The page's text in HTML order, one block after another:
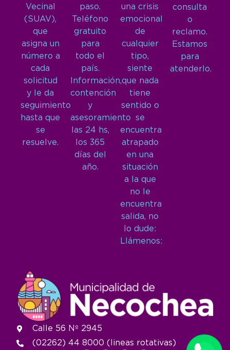
Vecinal
(SUAV),
que
asigna un
número a
cada
solicitud
y le da
seguimiento
hasta que
se
resuelve.
paso.
Teléfono
gratuito
para
todo el
país.
Información,
contención
y
asesoramiento
las 24 hs,
los 365
días del
año.
una crisis
emocional
de
cualquier
tipo,
siente
que nada
tiene
sentido o
se
encuentra
atrapado
en una
situación
a la que
no le
encuentra
salida, no
lo dude:
Llámenos:
consulta
o
reclamo.
Estamos
para
atenderlo.
Calle 56 Nº 2945
(02262) 44 8000 (lineas rotativas)